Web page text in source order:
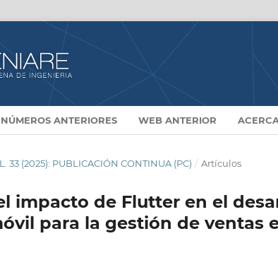
NÚMEROS ANTERIORES WEB ANTERIOR
33 (2025): PUBLICACIÓN CONTINUA (PC) / Artículos
impacto de Flutter en el
para la gestión de ventas